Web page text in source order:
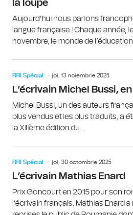
la loupe
Aujourd’hui nous parlons
langue française ! Chaque année,
novembre, le monde de l’éducation
RRI Spécial joi, 13 noiembrie 2025
L’écrivain Michel Bussi,
Michel Bussi, un des auteurs
plus vendus et les plus traduits, a
la XIIIème édition du...
RRI Spécial joi, 30 octombrie 2025
L’écrivain Mathias Enard
Prix Goncourt en 2015 pour son
l’écrivain français, Mathias Enard